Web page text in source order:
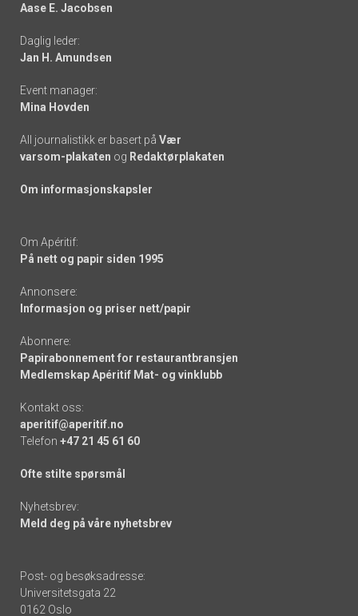
-
links
Aase E. Jacobsen
Daglig leder:
Jan H. Amundsen
Event manager:
Mina Hovden
All journalistikk er basert på Vær
varsom-plakaten og Redaktørplakaten
Om informasjonskapsler
Om Apéritif:
På nett og papir siden 1995
Annonsere:
Informasjon og priser nett/papir
Abonnere:
Papirabonnement for restaurantbransjen
Medlemskap Apéritif Mat- og vinklubb
Kontakt oss:
aperitif@aperitif.no
Telefon +47 21 45 61 60
Ofte stilte spørsmål
Nyhetsbrev:
Meld deg på våre nyhetsbrev
Post- og besøksadresse:
Universitetsgata 22
0162 Oslo